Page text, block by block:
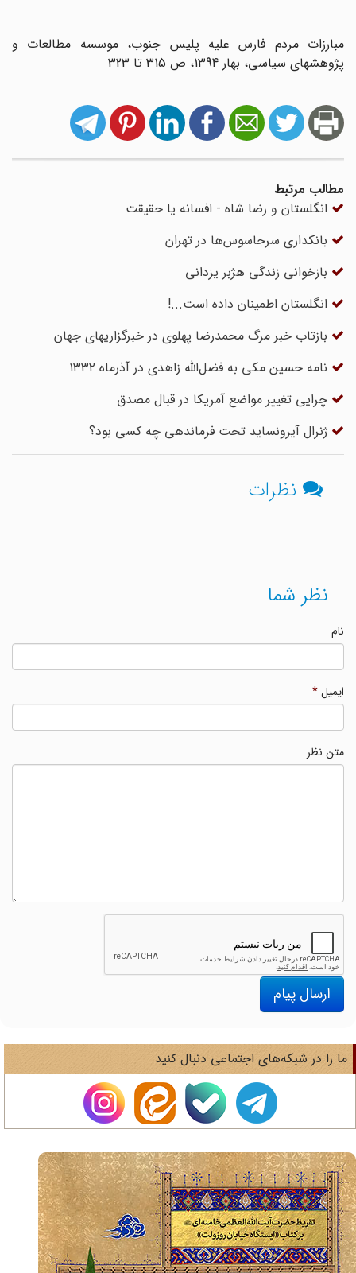
مبارزات مردم فارس علیه پلیس جنوب، موسسه مطالعات و
پژوهشهای سیاسی، بهار 1394، ص 315 تا 323
مطالب مرتبط
انگلستان و رضا شاه - افسانه یا حقیقت
بانکداری سرجاسوس‌ها در تهران
بازخوانی زندگی هژبر یزدانی
انگلستان اطمینان داده است...!
بازتاب خبر مرگ محمدرضا پهلوی در خبرگزاریهای جهان
نامه حسین مکی به فضل‌الله زاهدی در آذرماه ۱۳۳۲
چرایی تغییر مواضع آمریکا در قبال مصدق
ژنرال آیرونساید تحت فرماندهی چه کسی بود؟
نظرات
نظر شما
ایمیل*
متن نظر
ارسال پیام
را در شبکه‌های اجتماعی دنبال کنید